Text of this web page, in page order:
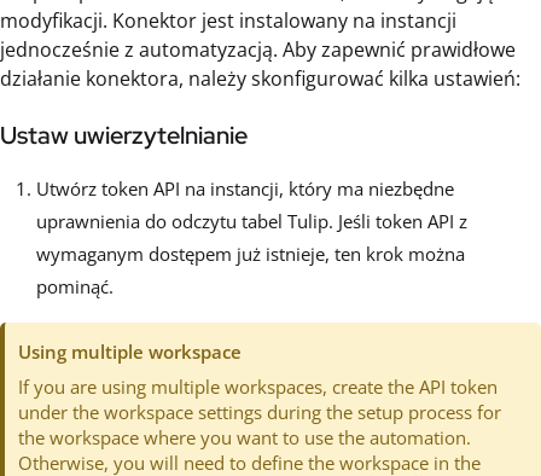
modyfikacji. Konektor jest instalowany na instancji
jednocześnie z automatyzacją. Aby zapewnić prawidłowe
działanie konektora, należy skonfigurować kilka ustawień:
Ustaw uwierzytelnianie
Utwórz token API na instancji, który ma niezbędne
uprawnienia do odczytu tabel Tulip. Jeśli token API z
wymaganym dostępem już istnieje, ten krok można
pominąć.
Using multiple workspace
If you are using multiple workspaces, create the API token
under the workspace settings during the setup process for
the workspace where you want to use the automation.
Otherwise, you will need to define the workspace in the